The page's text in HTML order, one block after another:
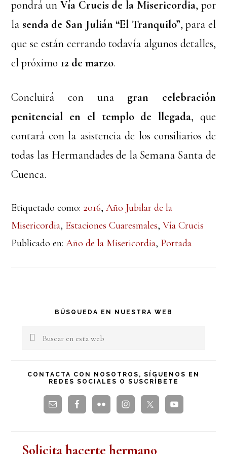
pondrá un Vía Crucis de la Misericordia, por
la senda de San Julián “El Tranquilo”, para el
que se están cerrando todavía algunos detalles,
el próximo 12 de marzo.
Concluirá con una gran celebración
penitencial en el templo de llegada, que
contará con la asistencia de los consiliarios de
todas las Hermandades de la Semana Santa de
Cuenca.
Etiquetado como: 2016,Año Jubilar de la
Misericordia, Estaciones Cuaresmales,Vía Crucis
Publicado en:Año de la Misericordia, Portada
Barra
lateral
BÚSQUEDA EN NUESTRA WEB
Buscar
esta
CONTACTA CON NOSOTROS, SÍGUENOS EN
REDES SOCIALES O SUSCRÍBETE
Solicita hacerte hermano